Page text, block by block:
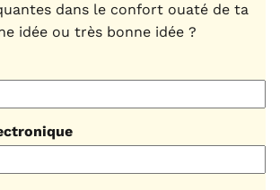
dans le confort ouaté de ta
idée ou très bonne idée ?